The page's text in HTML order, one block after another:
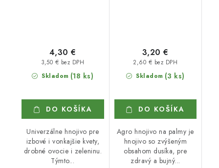
Skladom (18 ks)
3,50 € bez DPH
4,30 €
DO KOŠÍKA
Univerzálne hnojivo pre
izbové i vonkajšie kvety,
drobné ovocie i zeleninu.
Týmto...
Skladom (3 ks)
2,60 € bez DPH
3,20 €
DO KOŠÍKA
Agro hnojivo na palmy je
hnojivo so zvýšeným
obsahom dusíka, pre
zdravý a bujný...